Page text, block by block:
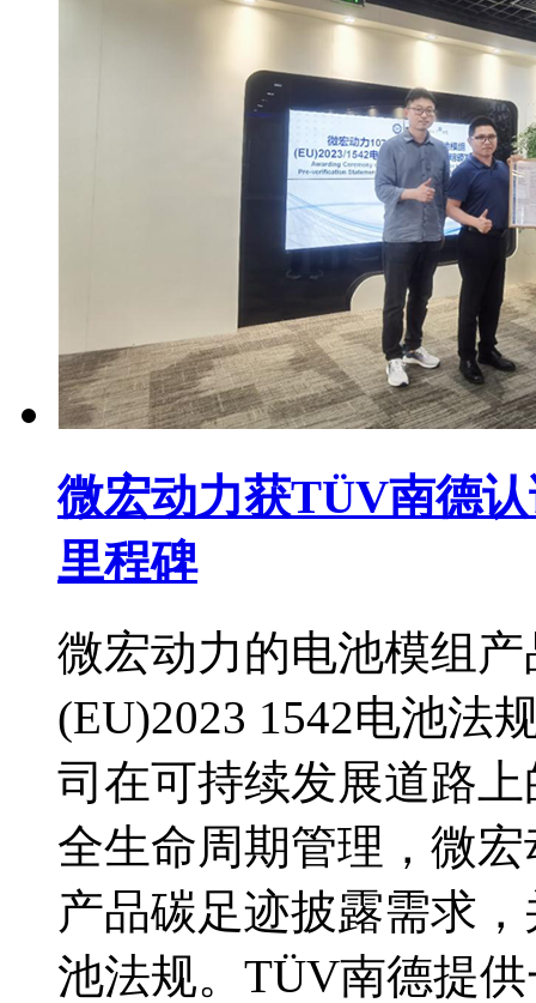
微宏动力获TÜV南德
里程碑
微宏动力的电池模组
(EU)2023 1542电池法
司在可持续发展道路
全生命周期管理，微
产品碳足迹披露需求
池法规。TÜV南德提